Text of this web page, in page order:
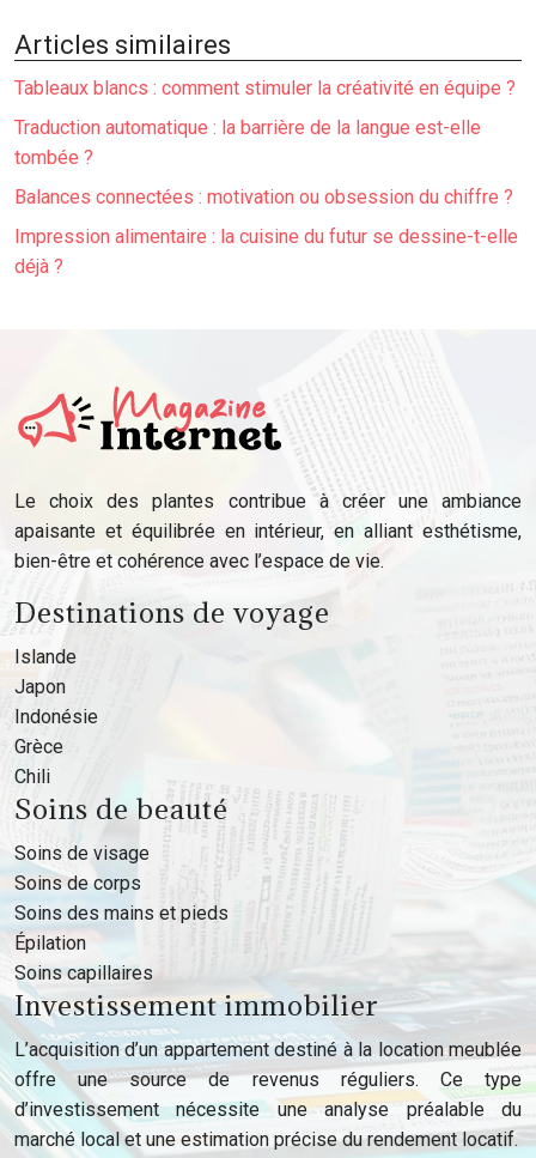
Articles similaires
Tableaux blancs : comment stimuler la créativité en équipe ?
Traduction automatique : la barrière de la langue est-elle
tombée ?
Balances connectées : motivation ou obsession du chiffre ?
Impression alimentaire : la cuisine du futur se dessine-t-elle
déjà ?
Le choix des plantes contribue à créer une ambiance
apaisante et équilibrée en intérieur, en alliant esthétisme,
bien-être et cohérence avec l’espace de vie.
Destinations de voyage
Islande
Japon
Indonésie
Grèce
Chili
Soins de beauté
Soins de visage
Soins de corps
Soins des mains et pieds
Épilation
Soins capillaires
Investissement immobilier
L’acquisition d’un appartement destiné à la location meublée
offre une source de revenus réguliers. Ce type
d’investissement nécessite une analyse préalable du
marché local et une estimation précise du rendement locatif.